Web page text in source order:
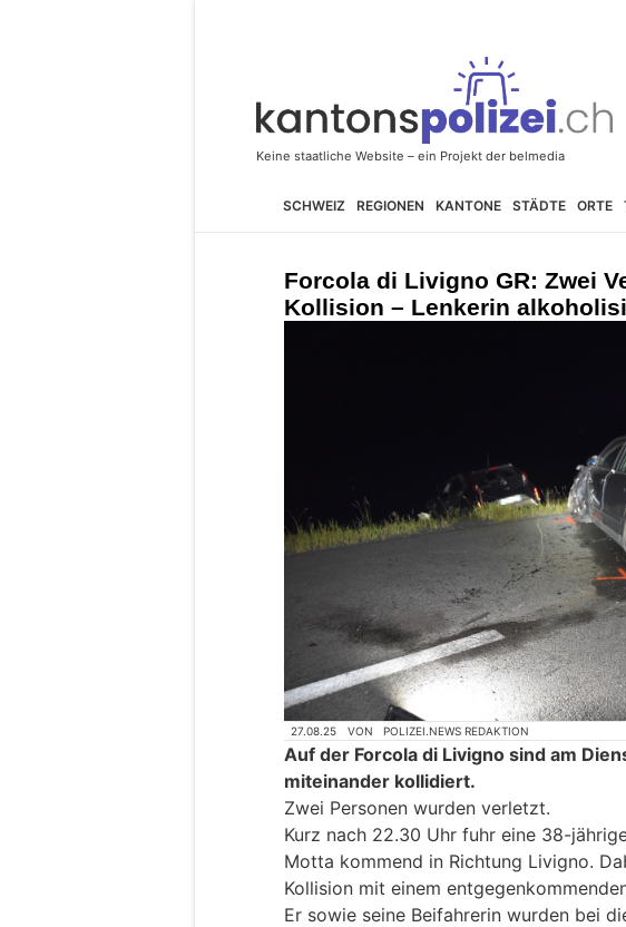
SCHWEIZ REGIONEN KANTONE STÄDTE ORTE
Forcola di Livigno GR: Zwei
Kollision – Lenkerin
27.08.25 VON POLIZEI.NEWS REDAKTION
Auf der Forcola di Livigno sind am
miteinander kollidiert.
Zwei Personen wurden verletzt.
Kurz nach 22.30 Uhr fuhr eine 38-
Motta kommend in Richtung Livigno.
Kollision mit einem
Er sowie seine Beifahrerin wurden bei